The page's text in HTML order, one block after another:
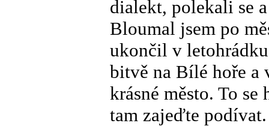
dialekt, polekali se
Bloumal jsem po
ukončil v
bitvě na Bílé hoře a
krásné město. To
tam zajeďte